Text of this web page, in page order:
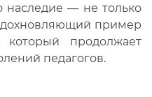
наследие — не только
пример
который продолжает
педагогов.